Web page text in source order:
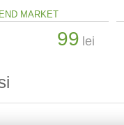
MARKET
99 lei